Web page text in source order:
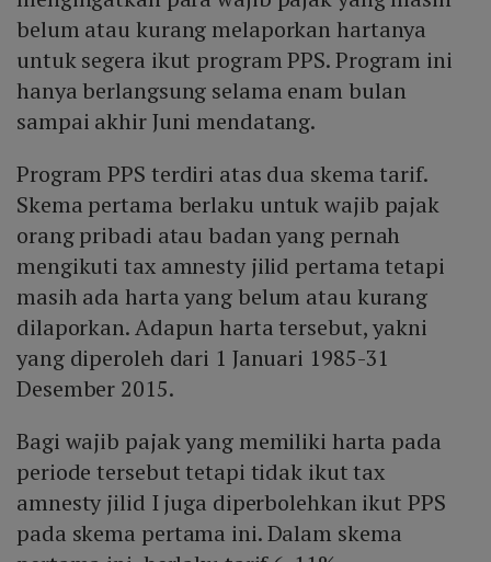
belum atau kurang melaporkan hartanya
untuk segera ikut program PPS. Program ini
hanya berlangsung selama enam bulan
sampai akhir Juni mendatang.
Program PPS terdiri atas dua skema tarif.
Skema pertama berlaku untuk wajib pajak
orang pribadi atau badan yang pernah
mengikuti tax amnesty jilid pertama tetapi
masih ada harta yang belum atau kurang
dilaporkan. Adapun harta tersebut, yakni
yang diperoleh dari 1 Januari 1985-31
Desember 2015.
Bagi wajib pajak yang memiliki harta pada
periode tersebut tetapi tidak ikut tax
amnesty jilid I juga diperbolehkan ikut PPS
pada skema pertama ini. Dalam skema